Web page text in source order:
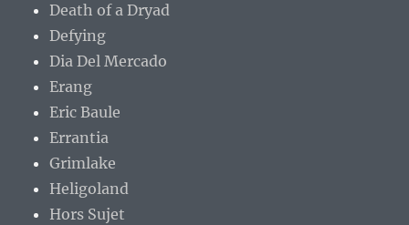
Death of a Dryad
Defying
Dia Del Mercado
Erang
Eric Baule
Errantia
Grimlake
Heligoland
Hors Sujet